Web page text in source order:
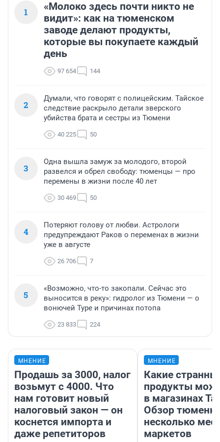
1
«Молоко здесь почти никто не
видит»: как на тюменском
заводе делают продукты,
которые вы покупаете каждый
день
97 654 144
2
Думали, что говорят с полицейским. Тайское
следствие раскрыло детали зверского
убийства брата и сестры из Тюмени
40 225 50
3
Одна вышла замуж за молодого, второй
развелся и обрел свободу: тюменцы — про
перемены в жизни после 40 лет
30 469 50
4
Потеряют голову от любви. Астрологи
предупреждают Раков о переменах в жизни
уже в августе
26 706 7
5
«Возможно, что-то закопали. Сейчас это
выносится в реку»: гидролог из Тюмени — о
вонючей Туре и причинах потопа
23 833 224
МНЕНИЕ
Продашь за 3000, налог
возьмут с 4000. Что
нам готовит новый
налоговый закон — он
коснется импорта и
даже репетиторов
МНЕНИЕ
Какие
продукты
в магазинах
Обзор
несколько
маркетов